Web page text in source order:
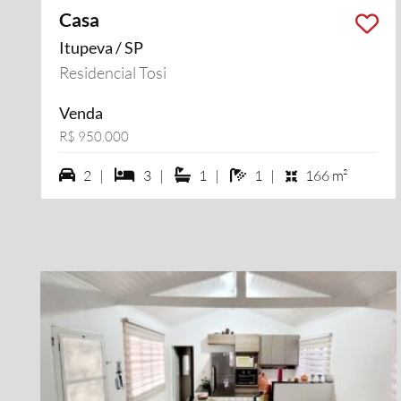
Casa
Itupeva / SP
Residencial Tosi
Venda
R$ 950.000
2 vagas na garagem
2 | 3 dormiórios
3 | 1 suítes
1 | 1 banheiros
1 | 166 m²